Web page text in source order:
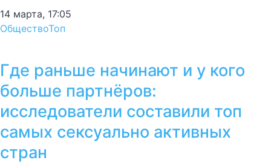
14 марта, 17:05
ОбществоТоп
Где раньше начинают и у кого
больше партнёров:
исследователи составили топ
самых сексуально активных
стран